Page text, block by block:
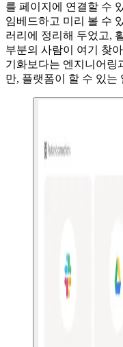
를 페이지에 연결할 수
임베드하고 미리 볼 수
러리에 정리해 두었고,
부분의 사람이 여기 찾
기화보다는 엔지니어링
만, 플랫폼이 할 수 있는